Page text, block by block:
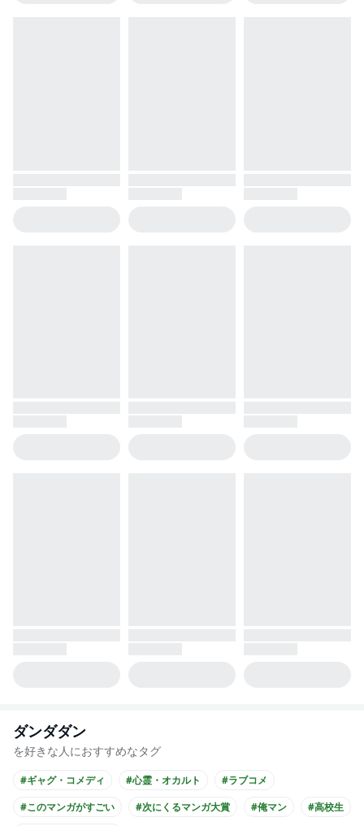
ダンダダン
を好きな人におすすめなタグ
#ギャグ・コメディ #心霊・オカルト
#ラブコメ
#このマンガがすごい
#次にくるマンガ大賞 #俺マン
#高校生